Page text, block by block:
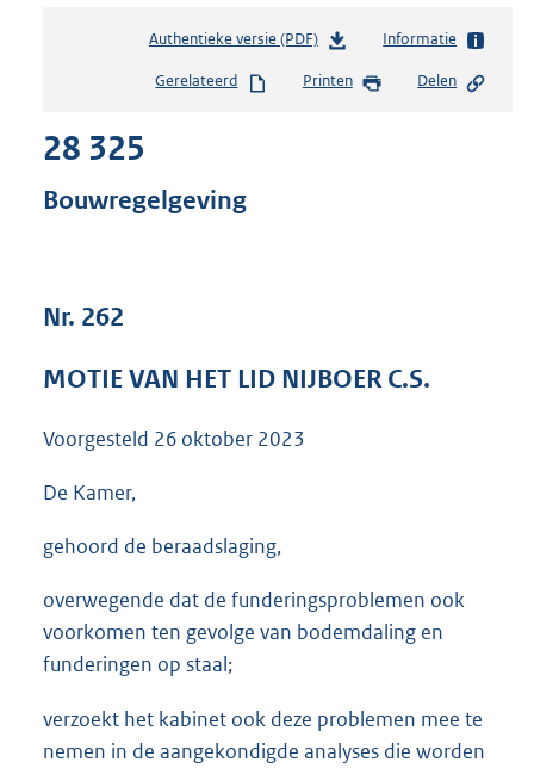
Authentieke versie (PDF)b
s
e
Informatie
Gerelateerd Printen Delen
28 325
Bouwregelgeving
Nr. 262
MOTIE VAN HET LID NIJBOER C.S.
Voorgesteld 26 oktober 2023
De Kamer,
gehoord de beraadslaging,
overwegende dat de funderingsproblemen ook
voorkomen ten gevolge van bodemdaling en
funderingen op staal;
verzoekt het kabinet ook deze problemen mee te
nemen in de aangekondigde analyses die worden